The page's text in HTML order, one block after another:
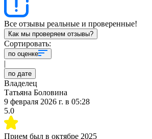
Все отзывы реальные и проверенные!
Как мы проверяем отзывы?
Сортировать:
по оценке
|
по дате
Владелец
Татьяна Боловина
9 февраля 2026 г. в 05:28
5.0
Прием был в октябре 2025